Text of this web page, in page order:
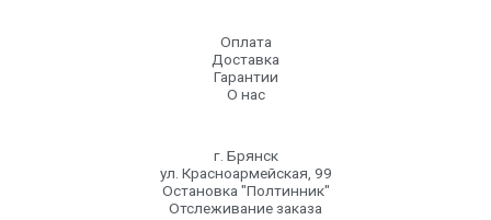
Оплата
Доставка
Гарантии
О нас
г. Брянск
ул. Красноармейская, 99
Остановка "Полтинник"
Отслеживание заказа